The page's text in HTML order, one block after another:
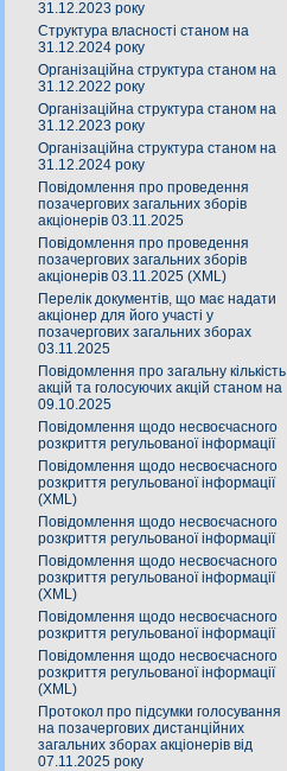
31.12.2023 року
Структура власності станом на
31.12.2024 року
Організаційна структура станом на
31.12.2022 року
Організаційна структура станом на
31.12.2023 року
Організаційна структура станом на
31.12.2024 року
Повідомлення про проведення
позачергових загальних зборів
акціонерів 03.11.2025
Повідомлення про проведення
позачергових загальних зборів
акціонерів 03.11.2025 (XML)
Перелік документів, що має надати
акціонер для його участі у
позачергових загальних зборах
03.11.2025
Повідомлення про загальну кількість
акцій та голосуючих акцій станом на
09.10.2025
Повідомлення щодо несвоєчасного
розкриття регульованої інформації
Повідомлення щодо несвоєчасного
розкриття регульованої інформації
(XML)
Повідомлення щодо несвоєчасного
розкриття регульованої інформації
Повідомлення щодо несвоєчасного
розкриття регульованої інформації
(XML)
Повідомлення щодо несвоєчасного
розкриття регульованої інформації
Повідомлення щодо несвоєчасного
розкриття регульованої інформації
(XML)
Протокол про підсумки голосування
на позачергових дистанційних
загальних зборах акціонерів від
07.11.2025 року